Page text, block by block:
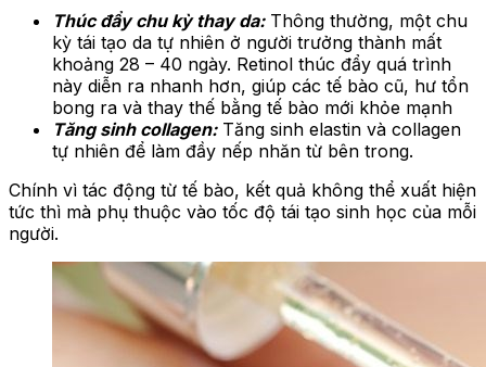
Thúc đẩy chu kỳ thay da:Thông thường, một chu
kỳ tái tạo da tự nhiên ở người trưởng thành mất
khoảng 28 – 40 ngày. Retinol thúc đẩy quá trình
này diễn ra nhanh hơn, giúp các tế bào cũ, hư tổn
bong ra và thay thế bằng tế bào mới khỏe mạnh
Tăng sinh collagen:Tăng sinh elastin và collagen
tự nhiên để làm đầy nếp nhăn từ bên trong.
Chính vì tác động từ tế bào, kết quả không thể xuất hiện
tức thì mà phụ thuộc vào tốc độ tái tạo sinh học của mỗi
người.